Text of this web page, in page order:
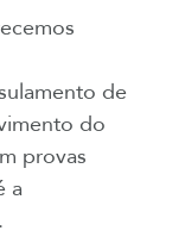
de
do
provas
a